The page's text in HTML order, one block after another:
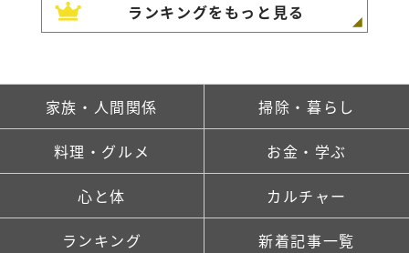
ランキングをもっと見る
家族・人間関係 掃除・暮らし
料理・グルメ お金・学ぶ
心と体 カルチャー
ランキング 新着記事一覧